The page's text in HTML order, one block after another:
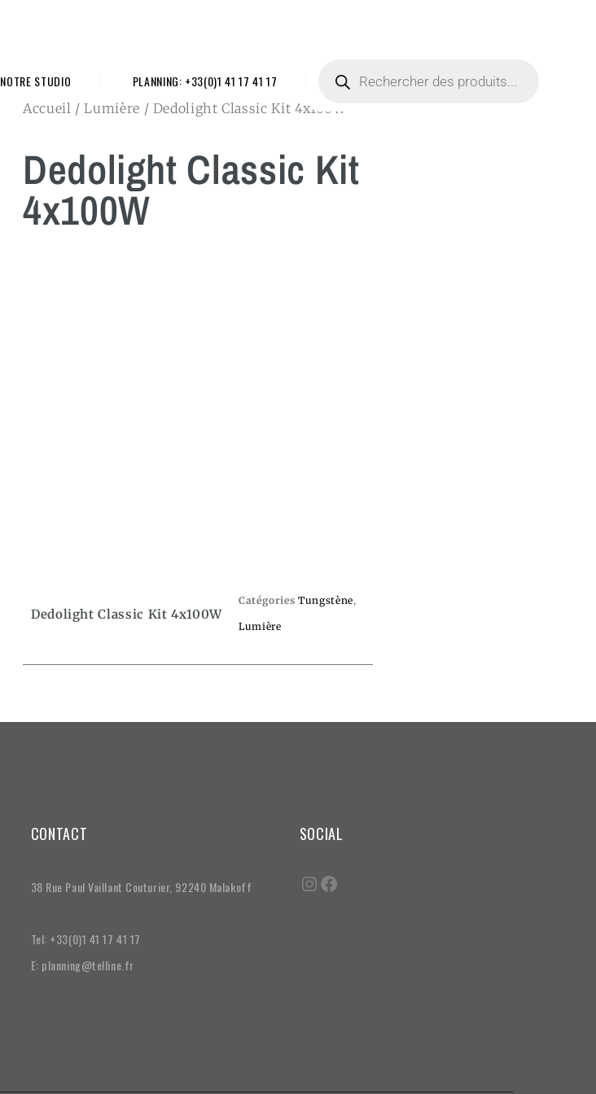
NOTRE STUDIO PLANNING: +33(0)1 41 17 41 17
Accueil /Lumière / Dedolight Classic Kit 4x100W
Dedolight Classic Kit
4x100W
Dedolight Classic Kit 4x100W
Catégories Tungstène,
Lumière
CONTACT
38 Rue Paul Vaillant Couturier, 92240 Malakoff
Tel: +33(0)1 41 17 41 17
E: planning@telline.fr
SOCIAL